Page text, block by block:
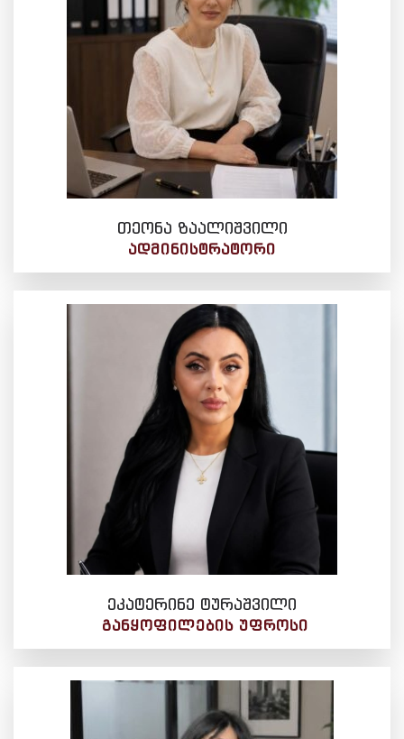
თეონა ზაალიშვილი
ᲐᲓᲛᲘᲜᲘᲡᲢᲠᲐᲢᲝᲠᲘ
ეკატერინე ტურაშვილი
ᲒᲐᲜᲧᲝᲤᲘᲚᲔᲑᲘᲡ ᲣᲤᲠᲝᲡᲘ